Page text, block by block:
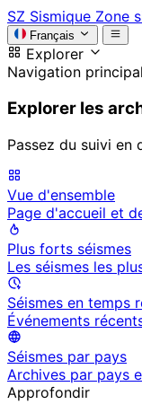
SZ Sismique Zone
Français
Explorer
Navigation
Explorer les
Passez du suivi en
Vue d'ensemble
Page d'accueil et
Plus forts séismes
Les séismes les
Séismes en temps
Événements
Séismes par pays
Archives par pays
Approfondir